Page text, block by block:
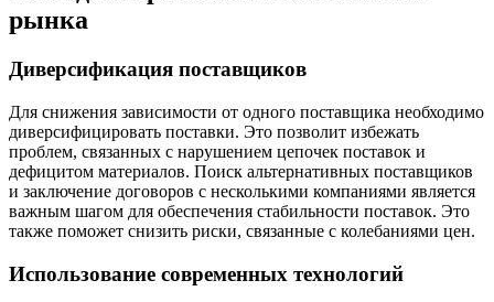
рынка
Диверсификация поставщиков
Для снижения зависимости от одного поставщика необходимо
диверсифицировать поставки. Это позволит избежать
проблем, связанных с нарушением цепочек поставок и
дефицитом материалов. Поиск альтернативных поставщиков
и заключение договоров с несколькими компаниями является
важным шагом для обеспечения стабильности поставок. Это
также поможет снизить риски, связанные с колебаниями цен.
Использование современных технологий